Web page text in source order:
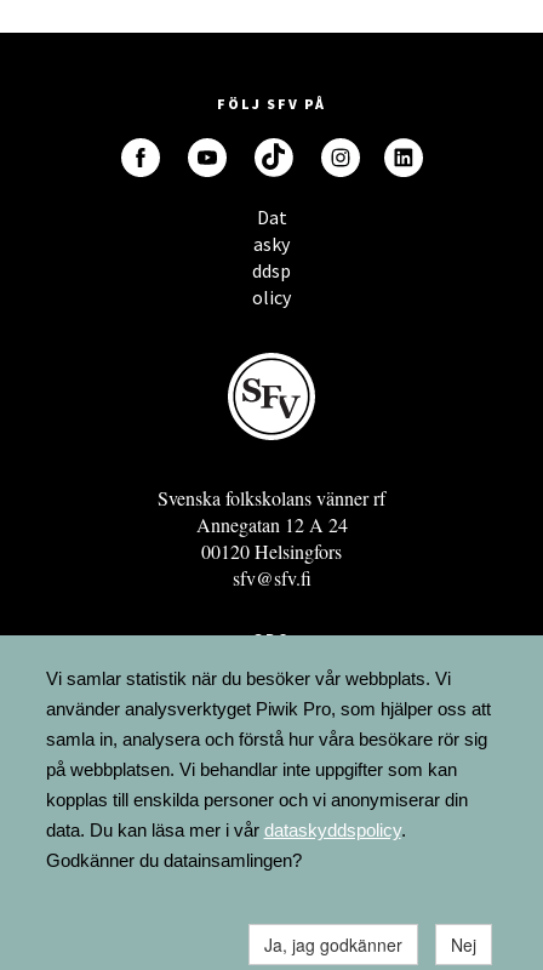
FÖLJ SFV PÅ
Dat
asky
ddsp
olicy
Svenska folkskolans vänner rf
Annegatan 12 A 24
00120 Helsingfors
sfv@sfv.fi
GRO
FÖRENINGSRESURSEN
MINNESRUNOR.FI
UPPSLAGSVERKET FINLAND
LÄGENHETER
FAKTURERING
Vi samlar statistik när du besöker vår webbplats. Vi
använder analysverktyget Piwik Pro, som hjälper oss att
samla in, analysera och förstå hur våra besökare rör sig
på webbplatsen. Vi behandlar inte uppgifter som kan
kopplas till enskilda personer och vi anonymiserar din
data. Du kan läsa mer i vår dataskyddspolicy.
Godkänner du datainsamlingen?
Ja, jag godkänner Nej